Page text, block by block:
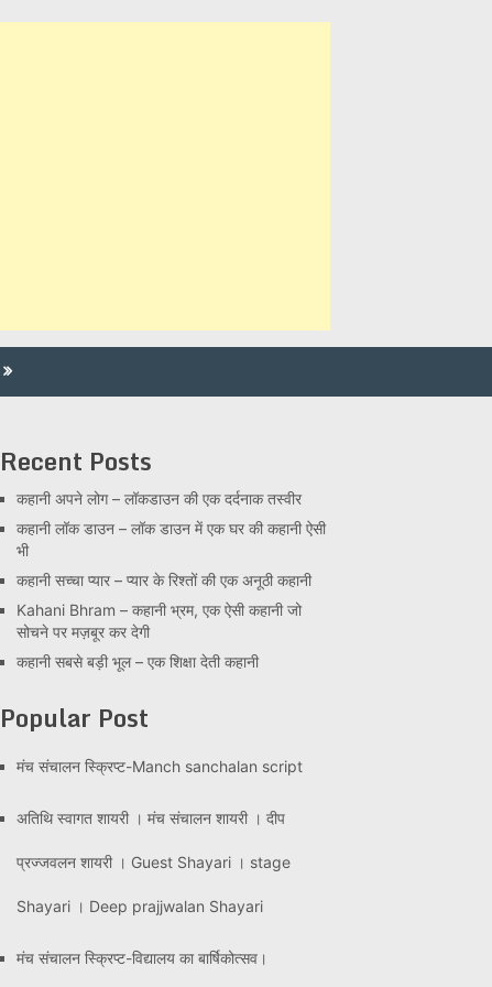
Recent Posts
कहानी अपने लोग – लॉकडाउन की एक दर्दनाक तस्वीर
कहानी लॉक डाउन – लॉक डाउन में एक घर की कहानी ऐसी
भी
कहानी सच्चा प्यार – प्यार के रिश्तों की एक अनूठी कहानी
Kahani Bhram – कहानी भ्रम, एक ऐसी कहानी जो
सोचने पर मज़बूर कर देगी
कहानी सबसे बड़ी भूल – एक शिक्षा देती कहानी
Popular Post
मंच संचालन स्क्रिप्ट-Manch sanchalan script
अतिथि स्वागत शायरी । मंच संचालन शायरी । दीप
प्रज्जवलन शायरी । Guest Shayari । stage
Shayari । Deep prajjwalan Shayari
मंच संचालन स्क्रिप्ट-विद्यालय का बार्षिकोत्सव।